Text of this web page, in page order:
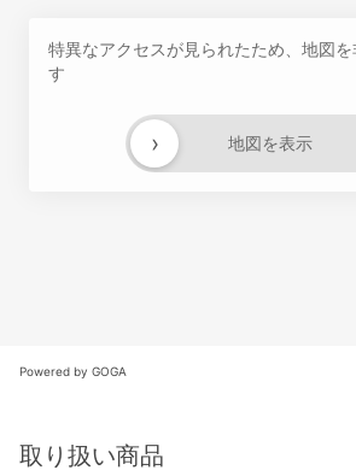
特異なアクセスが見られたため、地図
す
地図を表示
›
Powered by GOGA
取り扱い商品